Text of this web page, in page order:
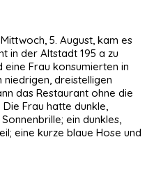
5. August, kam es
in der Altstadt 195 a zu
eine Frau konsumierten in
dreistelligen
das Restaurant ohne die
Frau hatte dunkle,
ein dunkles,
eine kurze blaue Hose und